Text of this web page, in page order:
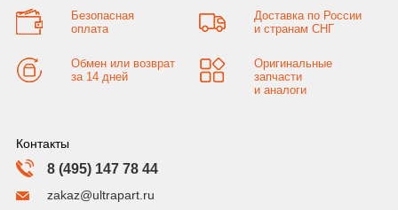
Безопасная
оплата
Доставка по России
и странам СНГ
Обмен или возврат
за 14 дней
Оригинальные
запчасти
и аналоги
Контакты
8 (495) 147 78 44
zakaz@ultrapart.ru